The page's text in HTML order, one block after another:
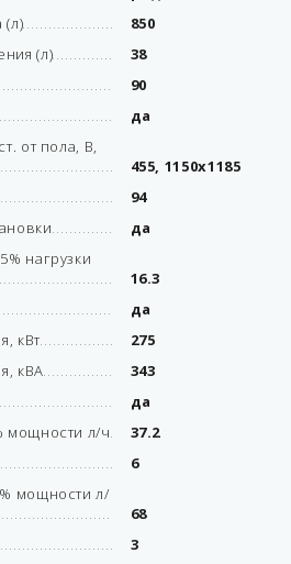
(л)
850
(л)
38
90
да
от пола, В,
455, 1150х1185
94
да
нагрузки
16.3
да
кВт
275
кВА
343
да
мощности л/ч
37.2
6
мощности л/
68
3